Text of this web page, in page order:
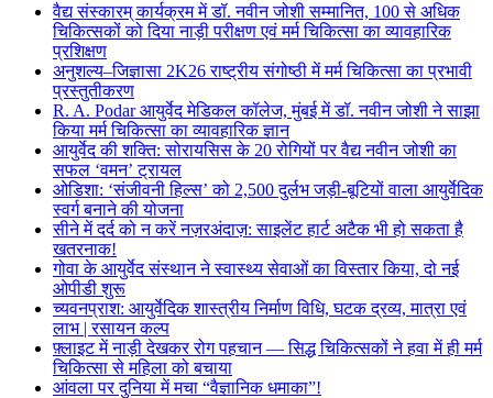
वैद्य संस्कारम् कार्यक्रम में डॉ. नवीन जोशी सम्मानित, 100 से अधिक
चिकित्सकों को दिया नाड़ी परीक्षण एवं मर्म चिकित्सा का व्यावहारिक
प्रशिक्षण
अनुशल्य–जिज्ञासा 2K26 राष्ट्रीय संगोष्ठी में मर्म चिकित्सा का प्रभावी
प्रस्तुतीकरण
R. A. Podar आयुर्वेद मेडिकल कॉलेज, मुंबई में डॉ. नवीन जोशी ने साझा
किया मर्म चिकित्सा का व्यावहारिक ज्ञान
आयुर्वेद की शक्ति: सोरायसिस के 20 रोगियों पर वैद्य नवीन जोशी का
सफल ‘वमन’ ट्रायल
ओडिशा: ‘संजीवनी हिल्स’ को 2,500 दुर्लभ जड़ी-बूटियों वाला आयुर्वेदिक
स्वर्ग बनाने की योजना
सीने में दर्द को न करें नज़रअंदाज़: साइलेंट हार्ट अटैक भी हो सकता है
खतरनाक!
गोवा के आयुर्वेद संस्थान ने स्वास्थ्य सेवाओं का विस्तार किया, दो नई
ओपीडी शुरू
च्यवनप्राश: आयुर्वेदिक शास्त्रीय निर्माण विधि, घटक द्रव्य, मात्रा एवं
लाभ | रसायन कल्प
फ़्लाइट में नाड़ी देखकर रोग पहचान — सिद्ध चिकित्सकों ने हवा में ही मर्म
चिकित्सा से महिला को बचाया
आंवला पर दुनिया में मचा “वैज्ञानिक धमाका”!